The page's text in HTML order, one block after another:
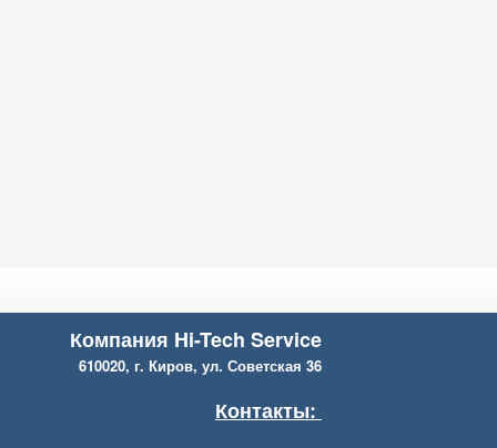
Компания Hi-Tech Service
610020, г. Киров, ул. Советская 36
Контакты: